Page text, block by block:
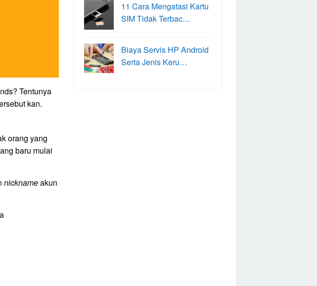
Tentunya
kan.
orang yang
baru mulai
nicknameakun
11 Cara Mengatasi Kartu
SIM Tidak Terbac…
Biaya Servis HP Android
Serta Jenis Keru…